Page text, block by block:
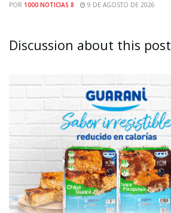
POR 1000 NOTICIAS 8 9 DE AGOSTO DE 2026
Discussion about this post